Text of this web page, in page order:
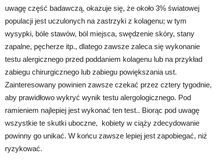
uwagę część badawczą, okazuje się, że około 3% światowej
populacji jest uczulonych na zastrzyki z kolagenu; w tym
wysypki, bóle stawów, ból miejsca, swędzenie skóry, stany
zapalne, pęcherze itp., dlatego zawsze zaleca się wykonanie
testu alergicznego przed poddaniem kolagenu lub na przykład
zabiegu chirurgicznego lub zabiegu powiększania ust.
Zainteresowany powinien zawsze czekać przez cztery tygodnie,
aby prawidłowo wykryć wynik testu alergologicznego. Pod
ramieniem najlepiej jest wykonać ten test.. Biorąc pod uwagę
wszystkie te skutki uboczne, kobiety w ciąży zdecydowanie
powinny go unikać. W końcu zawsze lepiej jest zapobiegać, niż
ryzykować.